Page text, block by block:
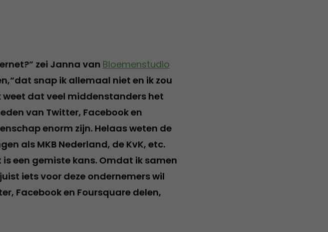
zei Janna van Bloemenstudio
snap ik allemaal niet en ik zou
dat veel middenstanders het
van Twitter, Facebook en
enorm zijn. Helaas weten de
als MKB Nederland, de KvK, etc.
een gemiste kans. Omdat ik samen
iets voor deze ondernemers wil
Facebook en Foursquare delen,